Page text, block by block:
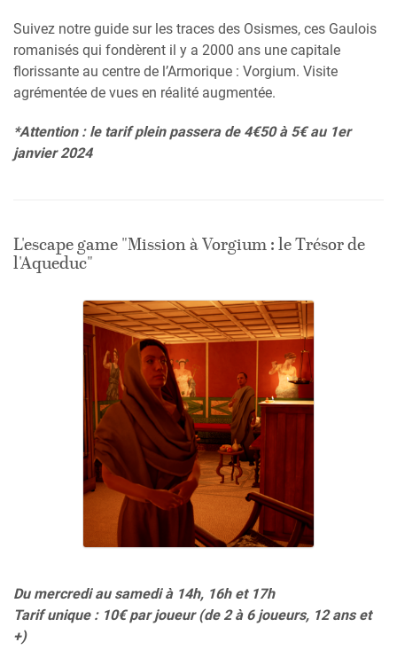
Suivez notre guide sur les traces des Osismes, ces Gaulois
romanisés qui fondèrent il y a 2000 ans une capitale
florissante au centre de l’Armorique : Vorgium. Visite
agrémentée de vues en réalité augmentée.
*Attention : le tarif plein passera de 4€50 à 5€ au 1er
janvier 2024
L'escape game "Mission à Vorgium : le Trésor de
l'Aqueduc"
Du mercredi au samedi à 14h, 16h et 17h
Tarif unique : 10€ par joueur (de 2 à 6 joueurs, 12 ans et
+)